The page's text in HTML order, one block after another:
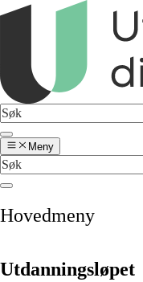
Meny
Hovedmeny
Utdanningsløpet